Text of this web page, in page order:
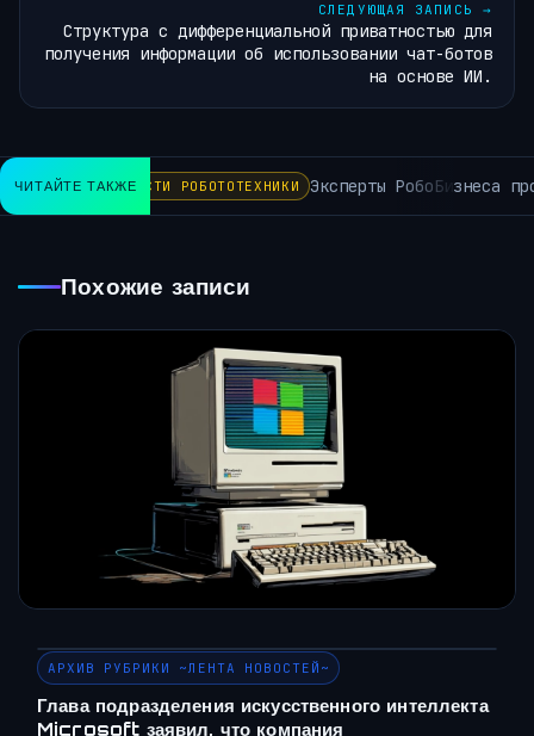
СЛЕДУЮЩАЯ ЗАПИСЬ →
Структура с дифференциальной приватностью для
получения информации об использовании чат-ботов
на основе ИИ.
ЧИТАЙТЕ ТАКЖЕ
НОВОСТИ РОБОТОТЕХНИКИ Эксперты РобоБизнеса
Похожие записи
АРХИВ РУБРИКИ ~ЛЕНТА НОВОСТЕЙ~
Глава подразделения искусственного интеллекта
Microsoft заявил, что компания